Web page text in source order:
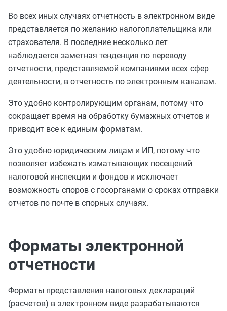
Во всех иных случаях отчетность в электронном виде
представляется по желанию налогоплательщика или
страхователя. В последние несколько лет
наблюдается заметная тенденция по переводу
отчетности, представляемой компаниями всех сфер
деятельности, в отчетность по электронным каналам.
Это удобно контролирующим органам, потому что
сокращает время на обработку бумажных отчетов и
приводит все к единым форматам.
Это удобно юридическим лицам и ИП, потому что
позволяет избежать изматывающих посещений
налоговой инспекции и фондов и исключает
возможность споров с госорганами о сроках отправки
отчетов по почте в спорных случаях.
Форматы электронной
отчетности
Форматы представления налоговых деклараций
(расчетов) в электронном виде разрабатываются